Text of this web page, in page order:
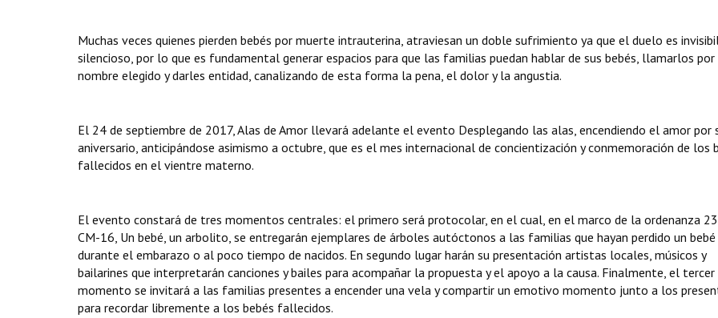
Muchas veces quienes pierden bebés por muerte intrauterina, atraviesan un doble sufrimiento ya que el duelo es
silencioso, por lo que es fundamental generar espacios para que las familias puedan hablar de sus bebés, llamarlos
nombre elegido y darles entidad, canalizando de esta forma la pena, el dolor y la angustia.
El 24 de septiembre de 2017, Alas de Amor llevará adelante el evento Desplegando las alas, encendiendo el amor por
aniversario, anticipándose asimismo a octubre, que es el mes internacional de concientización y conmemoración de los
fallecidos en el vientre materno.
El evento constará de tres momentos centrales: el primero será protocolar, en el cual, en el marco de la ordenanza
CM-16, Un bebé, un arbolito, se entregarán ejemplares de árboles autóctonos a las familias que hayan perdido un bebé
durante el embarazo o al poco tiempo de nacidos. En segundo lugar harán su presentación artistas locales, músicos y
bailarines que interpretarán canciones y bailes para acompañar la propuesta y el apoyo a la causa. Finalmente, el tercer
momento se invitará a las familias presentes a encender una vela y compartir un emotivo momento junto a los
para recordar libremente a los bebés fallecidos.